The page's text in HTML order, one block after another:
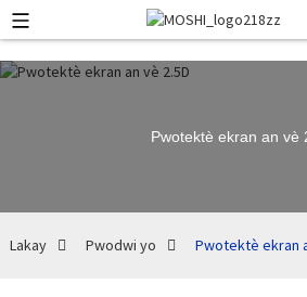
Pwotektè ekran an vè
Lakay Pwodwi yo Pwotektè ekran